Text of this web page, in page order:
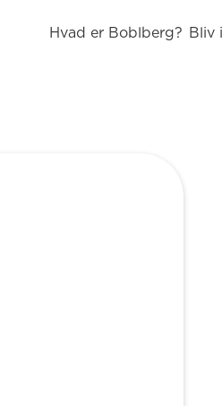
Hvad er Boblberg? Bliv